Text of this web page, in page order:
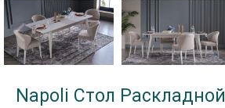
Napoli Стол Раскладной